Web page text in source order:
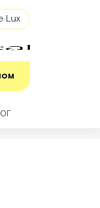
Lux